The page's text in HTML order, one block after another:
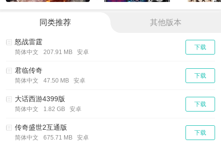
同类推荐 其他版本
怒战雷霆
简体中文 207.91 MB 安卓
下载
君临传奇
简体中文 47.50 MB 安卓
下载
大话西游4399版
简体中文 1.82 GB 安卓
下载
传奇盛世2互通版
简体中文 675.71 MB 安卓
下载